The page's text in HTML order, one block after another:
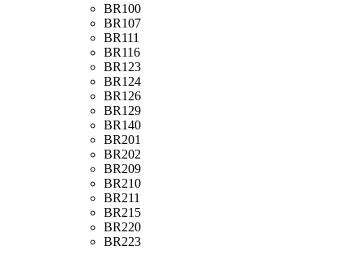
BR100
BR107
BR111
BR116
BR123
BR124
BR126
BR129
BR140
BR201
BR202
BR209
BR210
BR211
BR215
BR220
BR223